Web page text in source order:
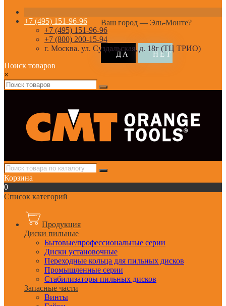
Ваш город — Эль-Монте?
+7 (495) 151-96-96
+7 (495) 151-96-96
+7 (800) 200-15-94
г. Москва. ул. Суздальская, д. 18г (ТЦ ТРИО)
Поиск товаров
×
Корзина
0
Список категорий
Продукция
Диски пильные
Бытовые/профессиональные серии
Диски установочные
Переходные кольца для пильных дисков
Промышленные серии
Стабилизаторы пильных дисков
Запасные части
Винты